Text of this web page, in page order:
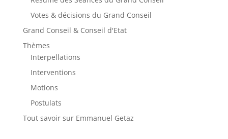
Votes & décisions du Grand Conseil
Grand Conseil & Conseil d'Etat
Thèmes
Interpellations
Interventions
Motions
Postulats
Tout savoir sur Emmanuel Getaz